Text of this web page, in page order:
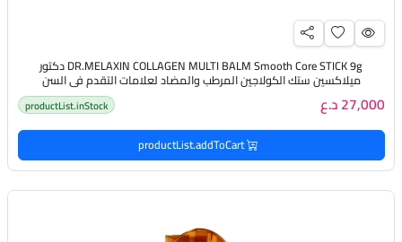
DR.MELAXIN COLLAGEN MULTI BALM Smooth Core STICK 9g دكتور
ميلاكسين ستك الكولاجين المرطب والمضاد لعلامات التقدم في السن
27,000 د.ع productList.inStock
productList.addToCart